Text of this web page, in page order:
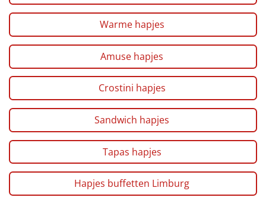
Warme hapjes
Amuse hapjes
Crostini hapjes
Sandwich hapjes
Tapas hapjes
Hapjes buffetten Limburg